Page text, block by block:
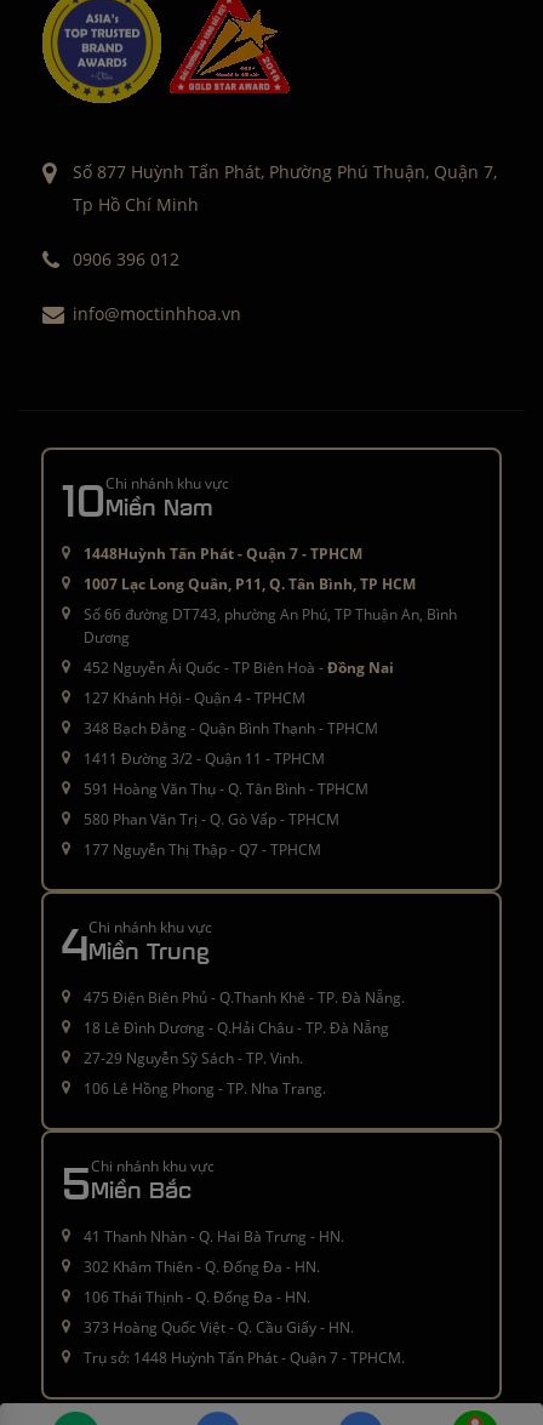
Số 877 Huỳnh Tấn Phát, Phường Phú Thuận, Quận 7,
Tp Hồ Chí Minh
0906 396 012
info@moctinhhoa.vn
10Chi nhánh khu vực
Miền Nam
1448Huỳnh Tấn Phát - Quận 7 - TPHCM
1007 Lạc Long Quân, P11, Q. Tân Bình, TP HCM
Số 66 đường DT743, phường An Phú, TP Thuận An, Bình
Dương
452 Nguyễn Ái Quốc - TP Biên Hoà -Đồng Nai
127 Khánh Hội - Quận 4 - TPHCM
348 Bạch Đằng - Quận Bình Thạnh - TPHCM
1411 Đường 3/2 - Quận 11 - TPHCM
591 Hoàng Văn Thụ - Q. Tân Bình - TPHCM
580 Phan Văn Trị - Q. Gò Vấp - TPHCM
177 Nguyễn Thị Thập - Q7 - TPHCM
4Chi nhánh khu vực
Miền Trung
475 Điện Biên Phủ - Q.Thanh Khê - TP. Đà Nẵng.
18 Lê Đình Dương - Q.Hải Châu - TP. Đà Nẵng
27-29 Nguyễn Sỹ Sách - TP. Vinh.
106 Lê Hồng Phong - TP. Nha Trang.
5Chi nhánh khu vực
Miền Bắc
41 Thanh Nhàn - Q. Hai Bà Trưng - HN.
302 Khâm Thiên - Q. Đống Đa - HN.
106 Thái Thịnh - Q. Đống Đa - HN.
373 Hoàng Quốc Việt - Q. Cầu Giấy - HN.
Trụ sở: 1448 Huỳnh Tấn Phát - Quận 7 - TPHCM.